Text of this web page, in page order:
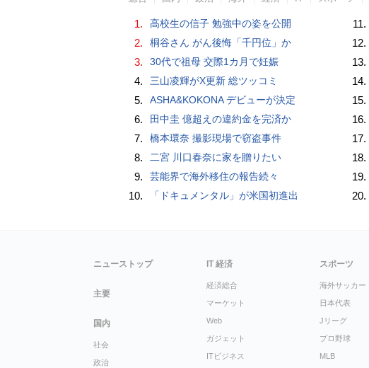
1. 高校生の信子 勉強中の姿を公開
2. 桐谷さん がん後悔「千円位」か
3. 30代で祖母 交際1カ月で妊娠
4. 三山凌輝がX更新 総ツッコミ
5. ASHA&KOKONA デビューが決定
6. 田中圭 億超えの違約金を完済か
7. 橋本環奈 撮影現場で窃盗事件
8. 二宮 川口春奈に家を贈りたい
9. 芸能界で海外移住の報告続々
10. 「ドキュメンタル」が米国初進出
11.
12.
13.
14.
15.
16.
17.
18.
19.
20.
ニューストップ
主要
国内
社会
政治
IT 経済
経済総合
マーケット
Web
ガジェット
ITビジネス
スポーツ
海外サッカー
日本代表
Jリーグ
プロ野球
MLB